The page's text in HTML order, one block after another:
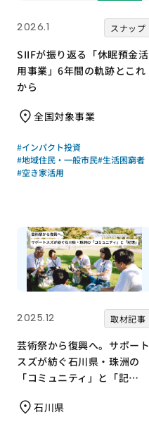
2026.1 スナップ
SIIFが振り返る「休眠預金活
用事業」6年間の軌跡とこれ
から
全国対象事業
#インパクト投資
#地域住民・一般市民#生活困窮者
#空き家活用
2025.12 取材記事
芸術祭から復興へ。サポート
スズが紡ぐ石川県・珠洲の
「コミュニティ」と「記
石川県